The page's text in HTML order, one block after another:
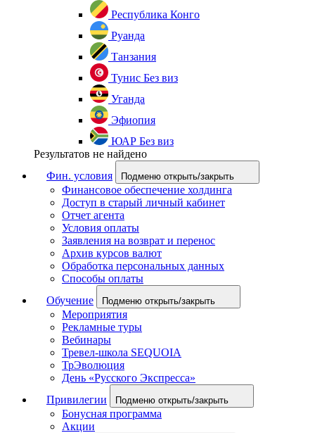
Республика Конго
Руанда
Танзания
Тунис Без виз
Уганда
Эфиопия
ЮАР Без виз
Результатов не найдено
Фин. условия
Подменю открыть/закрыть
Финансовое обеспечение холдинга
Доступ в старый личный кабинет
Отчет агента
Условия оплаты
Заявления на возврат и перенос
Архив курсов валют
Обработка персональных данных
Способы оплаты
Обучение
Подменю открыть/закрыть
Мероприятия
Рекламные туры
Вебинары
Тревел-школа SEQUOIA
ТрЭволюция
День «Русского Экспресса»
Привилегии
Подменю открыть/закрыть
Бонусная программа
Акции